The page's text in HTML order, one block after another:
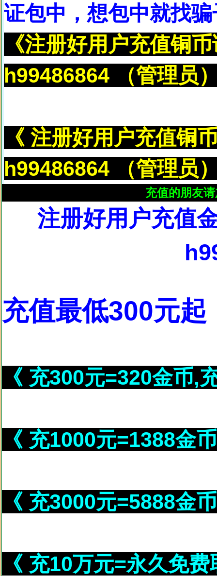
证包中，想包中就找
《注册好用户充值铜
h99486864 （管理员
《 注册好用户充值铜
h99486864 （管理员
充值的朋友
注册好用户充值
充值最低300元
《 充300元=320金币,
《 充1000元=1388金
《 充3000元=5888金
《 充10万元=永久免